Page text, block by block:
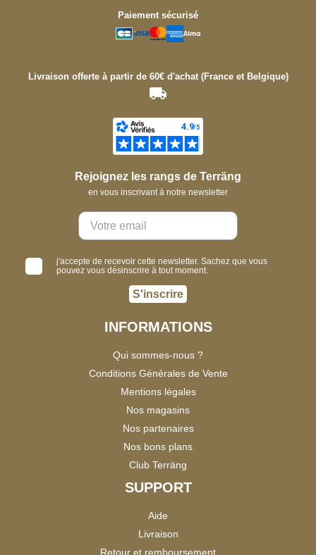
Paiement sécurisé
Livraison offerte à partir de 60€ d'achat (France et Belgique)
Rejoignez les rangs de Terräng
en vous inscrivant à notre newsletter
j'accepte de recevoir cette newsletter. Sachez que vous
pouvez vous désinscrire à tout moment.
S'inscrire
INFORMATIONS
Qui sommes-nous ?
Conditions Générales de Vente
Mentions légales
Nos magasins
Nos partenaires
Nos bons plans
Club Terräng
SUPPORT
Aide
Livraison
Retour et remboursement